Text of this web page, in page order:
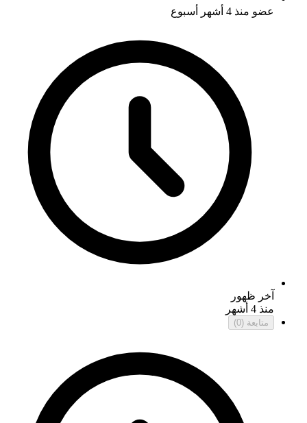
عضو منذ 4 أشهر أسبوع
آخر ظهور
منذ 4 أشهر
متابعة (0)